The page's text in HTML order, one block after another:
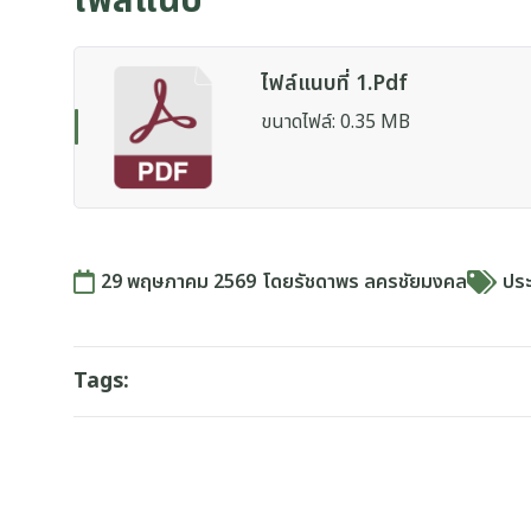
ไฟล์แนบที่ 1.pdf
ขนาดไฟล์: 0.35 MB
29 พฤษภาคม 2569 โดยรัชดาพร ลครชัยมงคล ปร
Tags: